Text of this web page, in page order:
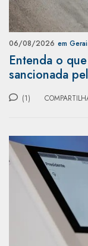
06/08/2026 em
Entenda o
sancionada
(1)